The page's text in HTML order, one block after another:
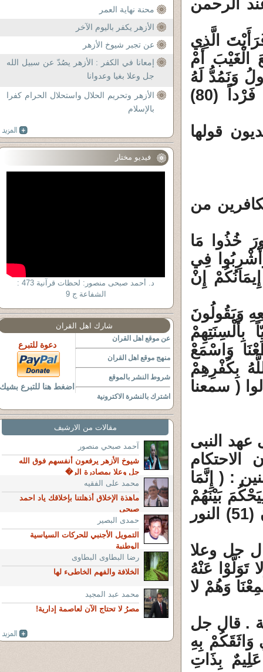
الرحمن
الَّذِي
مَالاً وَوَلَداً (77) أَاطَّلَعَ الْغَيْبَ أَمْ
مَا يَقُولُ وَنَمُدُّ لَهُ
مِنْ الْعَذَابِ مَدّاً (79) وَنَرِثُهُ مَا يَقُولُ وَيَأْتِينَا فَرْداً (80)
قولها
من
خُذُوا مَا
فِي
إِنْ
وَيَقُولُونَ
وَاسْمَعْ
بِكُفْرِهِمْ
قالوا ( سمعنا
عهد النبى
الاحتكام
: ( إِنَّمَا
بَيْنَهُمْ
أَنْ يَقُولُوا سَمِعْنَا وَأَطَعْنَا وَأُوْلَئِكَ هُمْ الْمُفْلِحُونَ (51) النور
جل وعلا
تَوَلَّوْا عَنْهُ
سَمِعْنَا وَهُمْ لا
. قال جل
وَاثَقَكُمْ بِهِ
بِذَاتِ
محنة نهاية العمر
الأزهر يكفر باليوم الآخر
عن تجبر شيوخ الأزهر
إمعانا في الكفر : الأزهر يصُدّ عن سبيل الله
جل وعلا بغيا وعدوانا
الأزهر وتحريم الحلال واستحلال الحرام كفرا
بالإسلام
فيديو مختار
د. أحمد صبحى منصور: لحظات قرآنية 473 :
الشفاعة ج 9
شارك اهل القران
عن موقع اهل القران
منهج موقع اهل القران
شروط النشر بالموقع
اشترك بالنشرة الاكترونية
دعوة للتبرع
اضغط هنا للتبرع بشيك
مقالات من الارشيف
آحمد صبحي منصور
شيوخ الأزهر يرفعون أنفسهم فوق الله
جل وعلا بمصادرة الر�
محمد على الفقيه
ماهذة الإخلاق أذهلتنا بإخلاقك ياد احمد
صبحي
حمدى البصير
التمويل الأجنبي للحركات السياسية
الوطنية
رضا البطاوى البطاوى
الخلافة والفهم الخاطىء لها
محمد عبد المجيد
مصرُ لا تحتاج الآن لعاصمة إدارية!